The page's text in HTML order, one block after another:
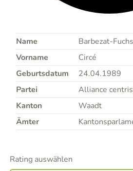
Name
Barbezat-Fuchs
Vorname
Circé
Geburtsdatum
24.04.1989
Partei
Alliance
Kanton
Waadt
Ämter
Rating auswählen